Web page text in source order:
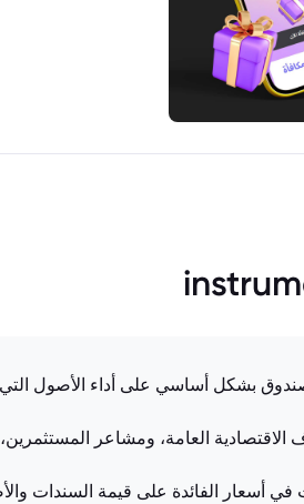
بشكل أساسي على أداء الأصول
العامة، ومشاعر
في أسعار الفائدة على قيمة السندات